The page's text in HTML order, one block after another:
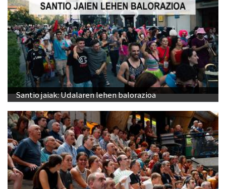
Santio jaiak: Udalaren lehen balorazioa